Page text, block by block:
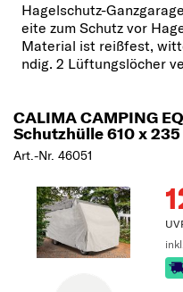
Hagelschutz-
eite zum Schutz vor
Material ist reißfest,
ndig. 2 Lüftungslöcher
CALIMA CAMPING
Schutzhülle 610 x
Art.-Nr. 46051